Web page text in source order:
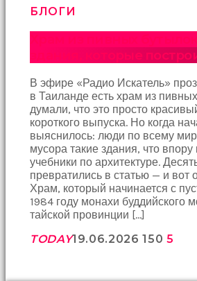
БЛОГИ
здания, которые
В эфире «Радио Искатель»
в Таиланде есть храм из
думали, что это просто
короткого выпуска. Но когда
выяснилось: люди по всему
мусора такие здания, что
учебники по архитектуре.
превратились в статью — и вот
Храм, который начинается с
1984 году монахи буддийского
тайской провинции […]
TODAY19.06.2026 150 5